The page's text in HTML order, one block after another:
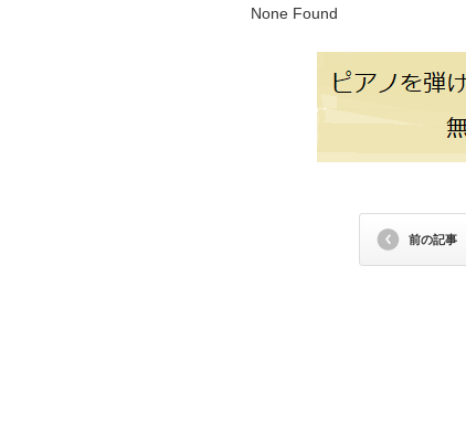
None Found
前の記事